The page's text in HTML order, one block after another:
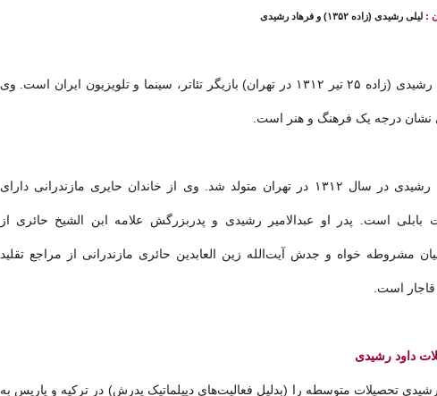
: لیلی رشیدی (زاده ۱۳۵۲) و فرهاد رشیدی
داوود رشیدی (زاده ۲۵ تیر ۱۳۱۲ در تهران) بازیگر تئاتر، سینما و تلویزیون ایران است. وی
نشان درجه یک فرهنگ و هنر است.
داوود رشیدی در سال ۱۳۱۲ در تهران متولد شد. وی از خاندان حایری مازندرانی دارای
بابلی است. پدر او عبدالامیر رشیدی و پدربزرگش علامه ابن الشیخ حائری از
مشروطه خواه و جدش آیت‌الله زین العابدین حائری مازندرانی از مراجع تقلید
است.
داود رشیدی
تحصیلات متوسطه را (بدلیل فعالیت‌های دیپلماتیک پدرش) در ترکیه و پاریس به